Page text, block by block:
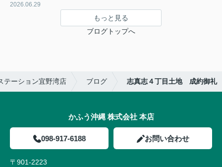
2026.06.29
もっと見る
ブログトップへ
テーション宜野湾店 ブログ 志真志４丁目土地 成約御礼
かふう沖縄 株式会社 本店
098-917-6188 お問い合わせ
〒901-2223